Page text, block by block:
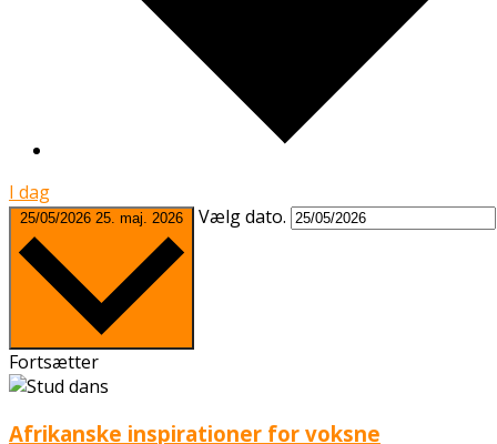
I dag
25/05/2026 25. maj. 2026 Vælg dato.
Fortsætter
Afrikanske inspirationer for voksne